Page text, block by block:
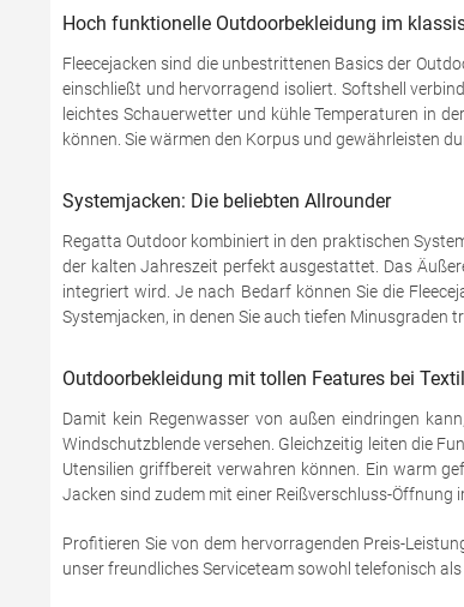
Hoch funktionelle Outdoorbekleidung im
Fleecejacken sind die unbestrittenen Basics der
einschließt und hervorragend isoliert. Softshell
leichtes Schauerwetter und kühle Temperaturen in
können. Sie wärmen den Korpus und gewährleisten
Systemjacken: Die beliebten Allrounder
Regatta Outdoor kombiniert in den praktischen
der kalten Jahreszeit perfekt ausgestattet. Das
integriert wird. Je nach Bedarf können Sie die
Systemjacken, in denen Sie auch tiefen Minusgraden
Outdoorbekleidung mit tollen Features bei
Damit kein Regenwasser von außen eindringen
Windschutzblende versehen. Gleichzeitig leiten die
Utensilien griffbereit verwahren können. Ein warm
Jacken sind zudem mit einer Reißverschluss-
Profitieren Sie von dem hervorragenden Preis-
unser freundliches Serviceteam sowohl telefonisch als